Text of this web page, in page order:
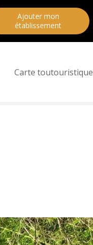
Ajouter mon
établissement
Carte toutouristique